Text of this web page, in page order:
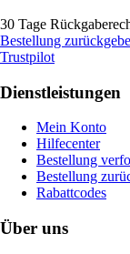
30 Tage
Bestellung
Trustpilot
Dienstleistungen
Mein Konto
Hilfecenter
Bestellung
Bestellung
Rabattcodes
Über uns